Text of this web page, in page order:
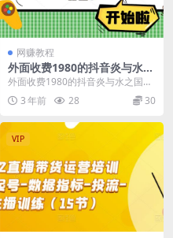
网赚教程
外面收费1980的抖音炎与水之
国直播项目，可虚拟人直播，
抖音报白，实时互动直播【软
件+详细教程】
外面收费1980的抖音炎与水之国直
播项目，可虚拟人直播，抖音报
白，实时互动直播【...
3 年前 28 30
VIP